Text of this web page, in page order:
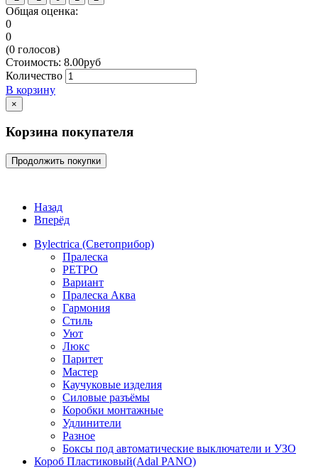
Общая оценка:
0
0
(0 голосов)
Стоимость: 8.00руб
Количество
В корзину
×
Корзина покупателя
Продолжить покупки
Назад
Вперёд
Bylectrica (Светоприбор)
Пралеска
РЕТРО
Вариант
Пралеска Аква
Гармония
Стиль
Уют
Люкс
Паритет
Мастер
Каучуковые изделия
Силовые разъёмы
Коробки монтажные
Удлинители
Разное
Боксы под автоматические выключатели и УЗО
Короб Пластиковый(Adal PANO)